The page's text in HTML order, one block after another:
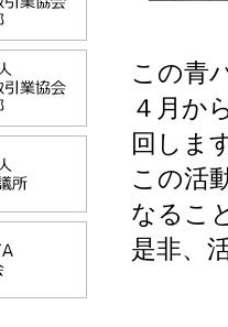
この青
４月か
回しま
この活
なるこ
是非、